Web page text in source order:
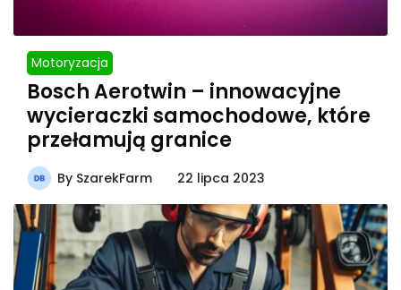
Motoryzacja
Bosch Aerotwin – innowacyjne
wycieraczki samochodowe, które
przełamują granice
By SzarekFarm 22 lipca 2023